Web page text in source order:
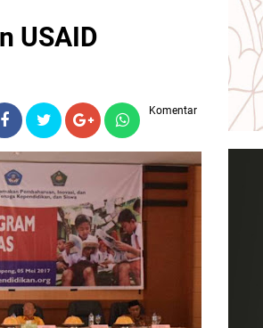
USAID
Komentar